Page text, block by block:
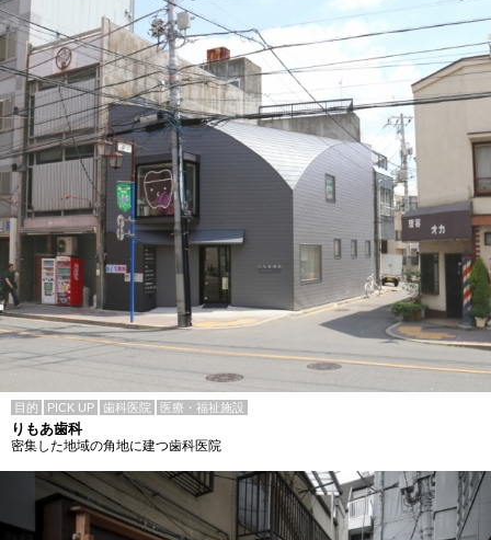
目的 PICK UP 歯科医院 医療・福祉施設
りもあ歯科
密集した地域の角地に建つ歯科医院